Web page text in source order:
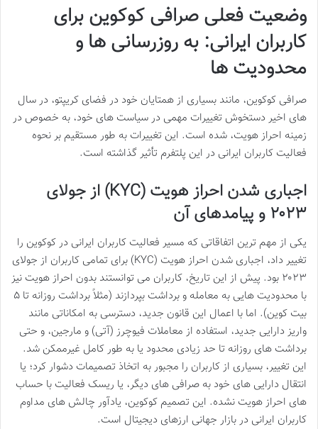
وضعیت فعلی صرافی کوکوین برای
کاربران ایرانی: به روزرسانی ها و
محدودیت ها
صرافی کوکوین، مانند بسیاری از همتایان خود در فضای کریپتو، در سال
های اخیر دستخوش تغییرات مهمی در سیاست های خود، به خصوص در
زمینه احراز هویت، شده است. این تغییرات به طور مستقیم بر نحوه
فعالیت کاربران ایرانی در این پلتفرم تأثیر گذاشته است.
اجباری شدن احراز هویت (KYC) از جولای
۲۰۲۳ و پیامدهای آن
یکی از مهم ترین اتفاقاتی که مسیر فعالیت کاربران ایرانی در کوکوین را
تغییر داد، اجباری شدن احراز هویت (KYC) برای تمامی کاربران از جولای
۲۰۲۳ بود. پیش از این تاریخ، کاربران می توانستند بدون احراز هویت نیز
با محدودیت هایی به معامله و برداشت بپردازند (مثلاً برداشت روزانه تا ۵
بیت کوین). اما با اعمال این قانون جدید، دسترسی به امکاناتی مانند
واریز دارایی جدید، استفاده از معاملات فیوچرز (آتی) و مارجین، و حتی
برداشت های روزانه تا حد زیادی محدود یا به طور کامل غیرممکن شد.
این تغییر، بسیاری از کاربران را مجبور به اتخاذ تصمیمات دشوار کرد؛ یا
انتقال دارایی های خود به صرافی های دیگر، یا ریسک فعالیت با حساب
های احراز هویت نشده. این تصمیم کوکوین، یادآور چالش های مداوم
کاربران ایرانی در بازار جهانی ارزهای دیجیتال است.